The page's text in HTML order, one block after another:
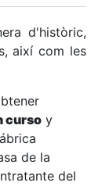
d'històric,
així com les
curso y
de la
del